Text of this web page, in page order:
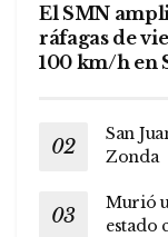
El SMN
ráfagas de
100 km/h en
San
Zonda
Murió
estado